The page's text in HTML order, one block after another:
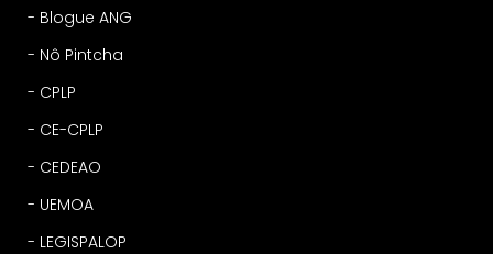
- Blogue ANG
- Nô Pintcha
- CPLP
- CE-CPLP
- CEDEAO
- UEMOA
- LEGISPALOP